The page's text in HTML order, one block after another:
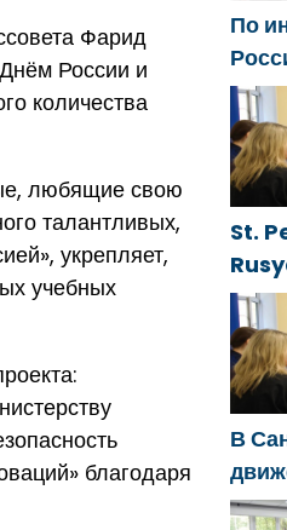
Фарид
России и
количества
любящие свою
талантливых,
укрепляет,
учебных
благодаря
По
St.
В